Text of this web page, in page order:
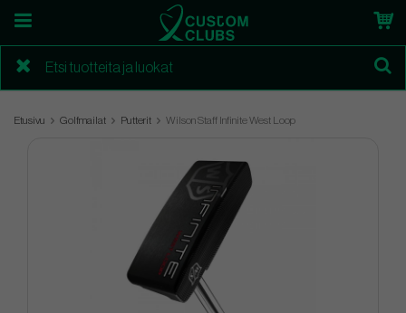
Etusivu Golfmailat Putterit Wilson Staff Infinite West Loop